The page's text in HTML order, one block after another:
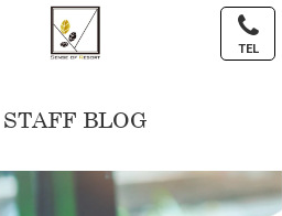
TEL
STAFF BLOG